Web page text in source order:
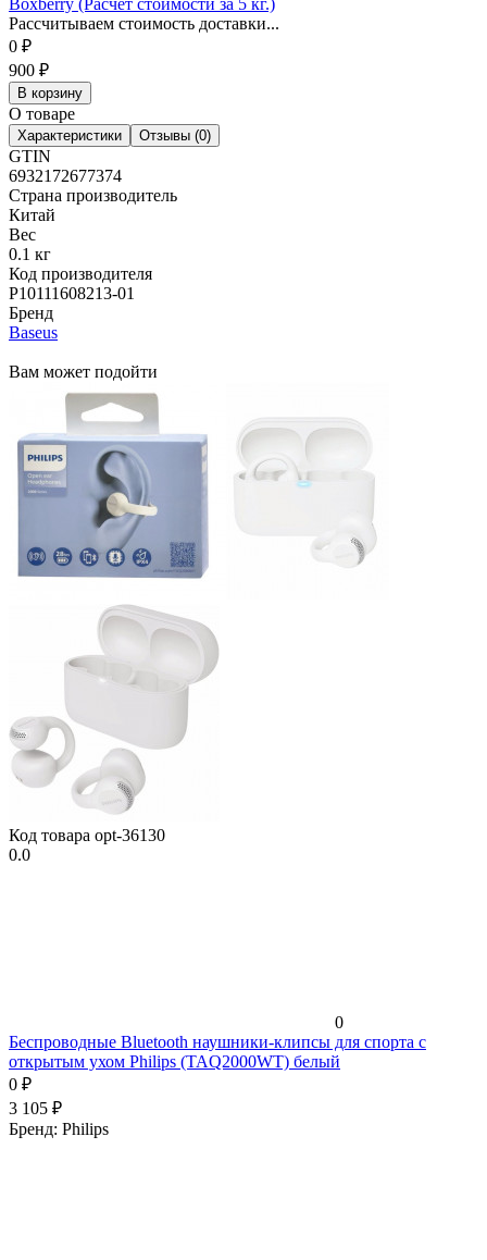
Рассчитываем стоимость доставки...
0 ₽
900 ₽
В корзину
О товаре
Характеристики Отзывы (0)
GTIN
6932172677374
Страна производитель
Китай
Вес
0.1 кг
Код производителя
P10111608213-01
Бренд
Baseus
Вам может подойти
Код товара opt-36130
0.0
0
Беспроводные Bluetooth наушники-клипсы для спорта с
открытым ухом Philips (TAQ2000WT) белый
0 ₽
3 105 ₽
Бренд: Philips